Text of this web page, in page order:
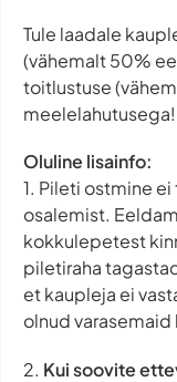
Tule laadale
(vähemalt 50%
toitlustuse
meelelahutusega!
Oluline lisainfo:
1. Pileti ostmine
osalemist.
kokkulepetest
piletiraha
et kaupleja ei
olnud
2. Kui soovite